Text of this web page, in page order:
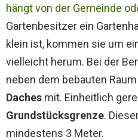
hängt von der Gemeinde
Gartenbesitzer ein
klein ist, kommen sie um
vielleicht herum. Bei der
neben dem bebauten
Daches mit. Einheitlich
Grundstücksgrenze.
mindestens 3 Meter.